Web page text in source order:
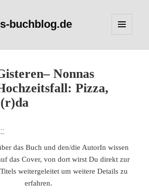
buchblog.de
WIDGETS
Nonnas
Pizza,
das Buch und den/die AutorIn wissen
das Cover, von dort wirst Du direkt zur
weitergeleitet um weitere Details zu
erfahren.